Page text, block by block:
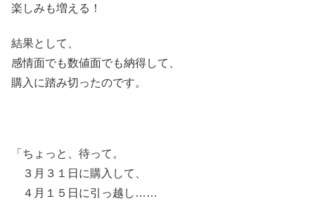
楽しみも増える！
結果として、
感情面でも数値面でも納得して、
購入に踏み切ったのです。
「ちょっと、待って。
３月３１日に購入して、
４月１５日に引っ越し……